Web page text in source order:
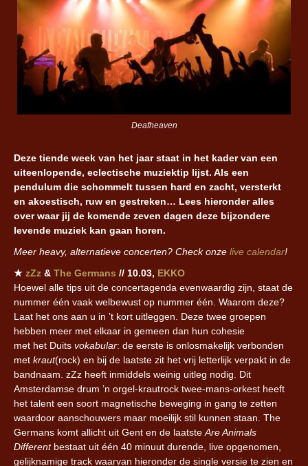
Deafheaven
Deze tiende week van het jaar staat in het kader van een
uiteenlopende, eclectische muziektip lijst. Als een
pendulum die schommelt tussen hard en zacht, versterkt
en akoestisch, ruw en gestreken… Lees hieronder alles
over waar jij de komende zeven dagen deze bijzondere
levende muziek kan gaan horen.
Meer heavy, alternatieve concerten? Check onze live calendar!
★ zZz & The Germans // 10.03, EKKO
Hoewel alle tips uit de concertagenda evenwaardig zijn, staat de
nummer één vaak welbewust op nummer één. Waarom deze?
Laat het ons aan u in ’t kort uitleggen. Deze twee groepen
hebben meer met elkaar in gemeen dan hun cohesie
met het Duits vokabular: de eerste is onlosmakelijk verbonden
met kraut(rock) en bij de laatste zit het vrij letterlijk verpakt in de
bandnaam. zZz heeft inmiddels weinig uitleg nodig. Dit
Amsterdamse drum ’n orgel-krautrock twee-mans-orkest heeft
het talent een soort magnetische beweging in gang te zetten
waardoor aanschouwers maar moeilijk stil kunnen staan. The
Germans komt allicht uit Gent en de laatsteAre Animals
Different bestaat uit één 40 minuut durende, live opgenomen,
gelijknamige track waarvan hieronder de single versie te zien en